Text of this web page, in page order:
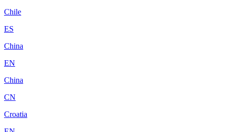
Chile
ES
China
EN
China
CN
Croatia